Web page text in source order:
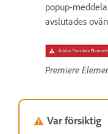
popup-
avslutades
Premiere
Var försiktig